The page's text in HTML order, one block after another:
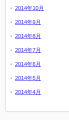
2014年10月
2014年9月
2014年8月
2014年7月
2014年6月
2014年5月
2014年4月